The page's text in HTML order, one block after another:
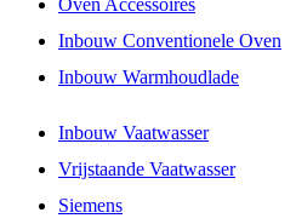
Oven Accessoires
Inbouw Conventionele Oven
Inbouw Warmhoudlade
Inbouw Vaatwasser
Vrijstaande Vaatwasser
Siemens